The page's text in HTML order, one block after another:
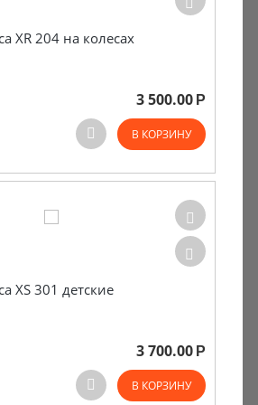
XR 204 на колесах
3 500.00 Р
В КОРЗИНУ
XS 301 детские
3 700.00 Р
В КОРЗИНУ